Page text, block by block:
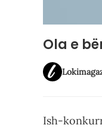
Ola e
Ish-